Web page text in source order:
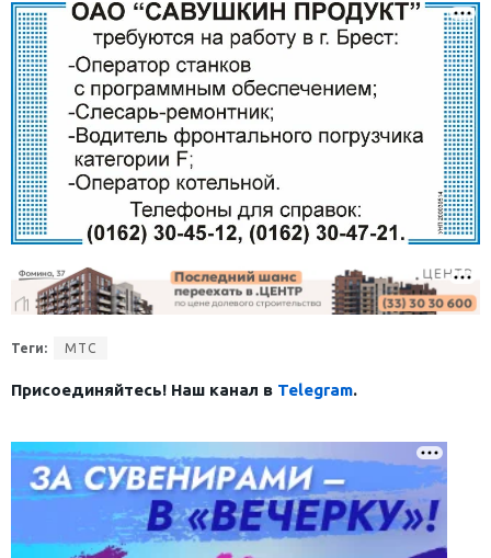
Теги: МТС
Присоединяйтесь! Наш канал в Telegram.